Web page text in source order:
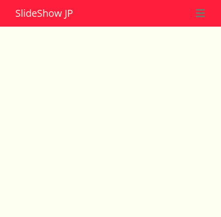
SlideShow JP ☰